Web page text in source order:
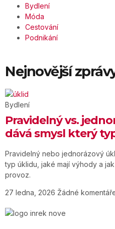
Bydlení
Móda
Cestování
Podnikání
Nejnovější
Bydlení
Pravidelný vs.
dává smysl který
Pravidelný nebo jednorázový
typ úklidu, jaké mají výhody a
provoz.
27 ledna, 2026 Žádné